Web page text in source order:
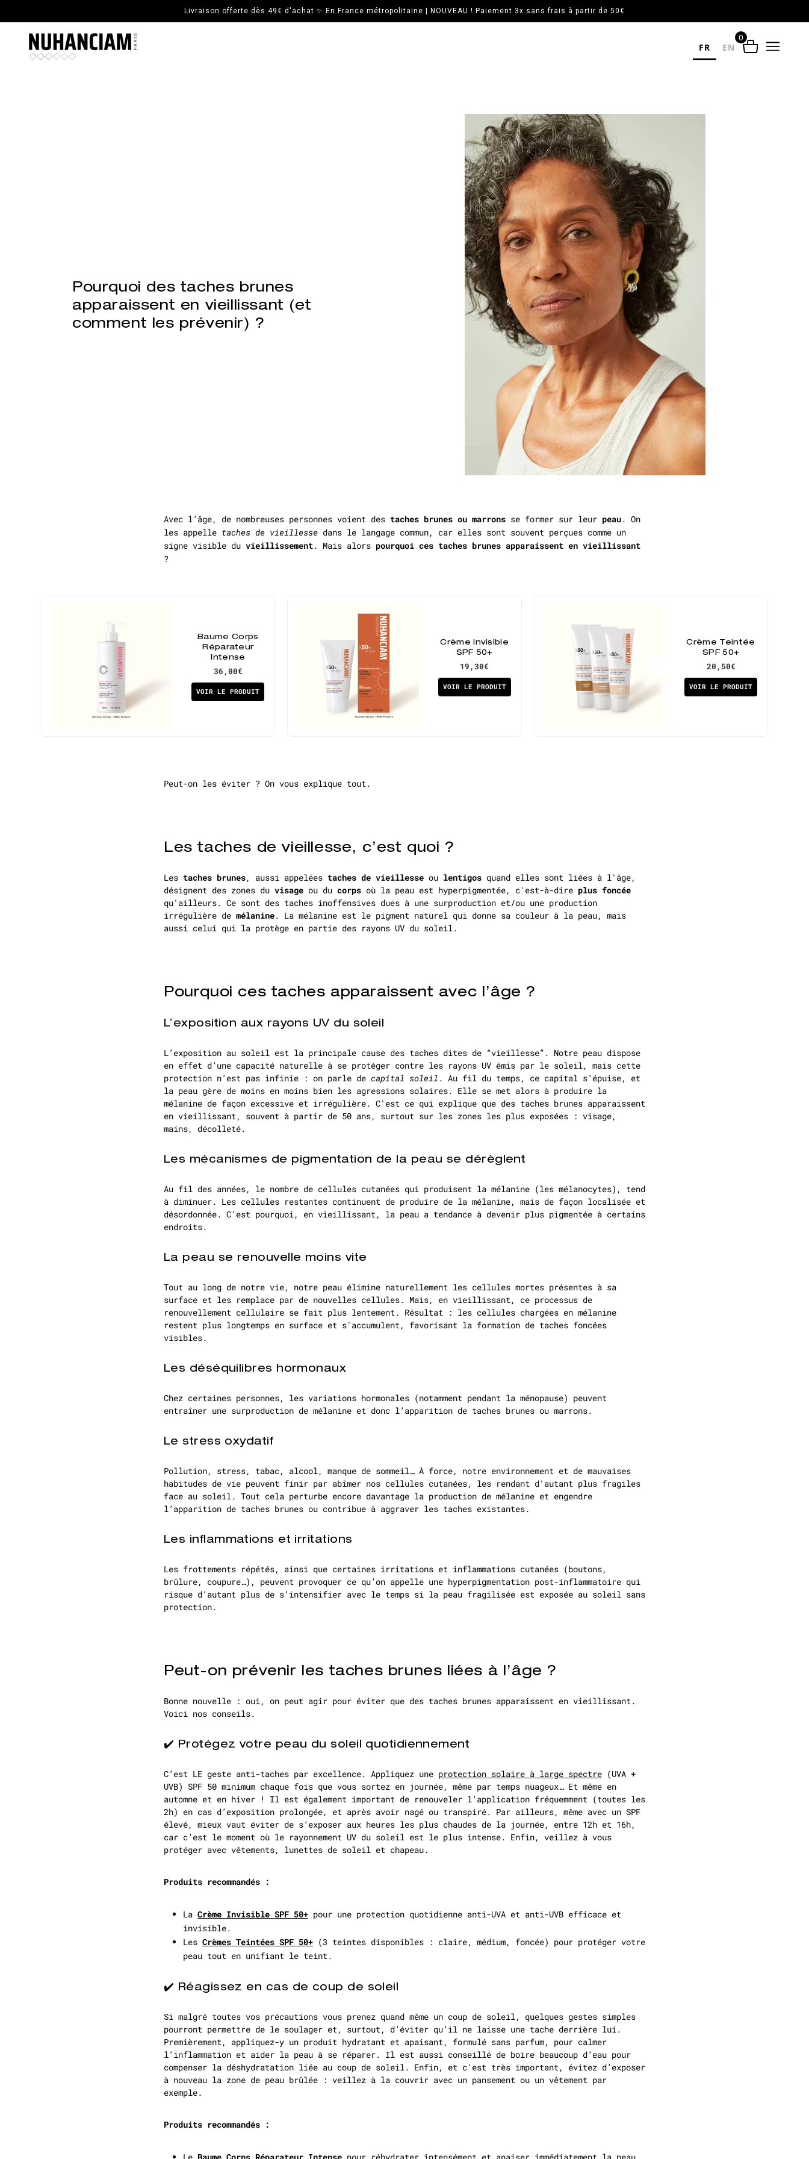
Livraison offerte dès 49€ d'achat ✨ En France métropolitaine | NOUVEAU ! Paiement 3x sans frais à partir de 50€
FR EN
0
Pourquoi des taches brunes
apparaissent en vieillissant (et
comment les prévenir) ?
Avec l’âge, de nombreuses personnes voient des taches brunes ou marrons se former sur leur peau. On
les appelle taches de vieillesse dans le langage commun, car elles sont souvent perçues comme un
signe visible du vieillissement. Mais alors pourquoi ces taches brunes apparaissent en vieillissant
?
Baume Corps
Réparateur
Intense
36,00€
VOIR LE PRODUIT
Crème Invisible
SPF 50+
19,30€
VOIR LE PRODUIT
Crème Teintée
SPF 50+
20,50€
VOIR LE PRODUIT
Peut-on les éviter ? On vous explique tout.
Les taches de vieillesse, c’est quoi ?
Les taches brunes, aussi appelées taches de vieillesse ou lentigos quand elles sont liées à l'âge,
désignent des zones du visage ou du corps où la peau est hyperpigmentée, c'est-à-dire plus foncée
qu'ailleurs. Ce sont des taches inoffensives dues à une surproduction et/ou une production
irrégulière de mélanine. La mélanine est le pigment naturel qui donne sa couleur à la peau, mais
aussi celui qui la protège en partie des rayons UV du soleil.
Pourquoi ces taches apparaissent avec l’âge ?
L’exposition aux rayons UV du soleil
L’exposition au soleil est la principale cause des taches dites de “vieillesse”. Notre peau dispose
en effet d’une capacité naturelle à se protéger contre les rayons UV émis par le soleil, mais cette
protection n’est pas infinie : on parle de capital soleil . Au fil du temps, ce capital s’épuise, et
la peau gère de moins en moins bien les agressions solaires. Elle se met alors à produire la
mélanine de façon excessive et irrégulière. C'est ce qui explique que des taches brunes apparaissent
en vieillissant, souvent à partir de 50 ans, surtout sur les zones les plus exposées : visage,
mains, décolleté.
Les mécanismes de pigmentation de la peau se dérèglent
Au fil des années, le nombre de cellules cutanées qui produisent la mélanine (les mélanocytes), tend
à diminuer. Les cellules restantes continuent de produire de la mélanine, mais de façon localisée et
désordonnée. C’est pourquoi, en vieillissant, la peau a tendance à devenir plus pigmentée à certains
endroits.
La peau se renouvelle moins vite
Tout au long de notre vie, notre peau élimine naturellement les cellules mortes présentes à sa
surface et les remplace par de nouvelles cellules. Mais, en vieillissant, ce processus de
renouvellement cellulaire se fait plus lentement. Résultat : les cellules chargées en mélanine
restent plus longtemps en surface et s'accumulent, favorisant la formation de taches foncées
visibles.
Les déséquilibres hormonaux
Chez certaines personnes, les variations hormonales (notamment pendant la ménopause) peuvent
entraîner une surproduction de mélanine et donc l’apparition de taches brunes ou marrons.
Le stress oxydatif
Pollution, stress, tabac, alcool, manque de sommeil… À force, notre environnement et de mauvaises
habitudes de vie peuvent finir par abîmer nos cellules cutanées, les rendant d'autant plus fragiles
face au soleil. Tout cela perturbe encore davantage la production de mélanine et engendre
l’apparition de taches brunes ou contribue à aggraver les taches existantes.
Les inflammations et irritations
Les frottements répétés, ainsi que certaines irritations et inflammations cutanées (boutons,
brûlure, coupure…), peuvent provoquer ce qu’on appelle une hyperpigmentation post-inflammatoire qui
risque d'autant plus de s’intensifier avec le temps si la peau fragilisée est exposée au soleil sans
protection.
Peut-on prévenir les taches brunes liées à l’âge ?
Bonne nouvelle : oui, on peut agir pour éviter que des taches brunes apparaissent en vieillissant.
Voici nos conseils.
✔️ Protégez votre peau du soleil quotidiennement
C’est LE geste anti-taches par excellence. Appliquez une protection solaire à large spectre (UVA +
UVB) SPF 50 minimum chaque fois que vous sortez en journée, même par temps nuageux… Et même en
automne et en hiver ! Il est également important de renouveler l’application fréquemment (toutes les
2h) en cas d’exposition prolongée, et après avoir nagé ou transpiré. Par ailleurs, même avec un SPF
élevé, mieux vaut éviter de s’exposer aux heures les plus chaudes de la journée, entre 12h et 16h,
car c’est le moment où le rayonnement UV du soleil est le plus intense. Enfin, veillez à vous
protéger avec vêtements, lunettes de soleil et chapeau.
Produits recommandés :
La Crème Invisible SPF 50+ pour une protection quotidienne anti-UVA et anti-UVB efficace et
invisible.
Les Crèmes Teintées SPF 50+ (3 teintes disponibles : claire, médium, foncée) pour protéger votre
peau tout en unifiant le teint.
✔️ Réagissez en cas de coup de soleil
Si malgré toutes vos précautions vous prenez quand même un coup de soleil, quelques gestes simples
pourront permettre de le soulager et, surtout, d’éviter qu’il ne laisse une tache derrière lui.
Premièrement, appliquez-y un produit hydratant et apaisant, formulé sans parfum, pour calmer
l’inflammation et aider la peau à se réparer. Il est aussi conseillé de boire beaucoup d’eau pour
compenser la déshydratation liée au coup de soleil. Enfin, et c'est très important, évitez d’exposer
à nouveau la zone de peau brûlée : veillez à la couvrir avec un pansement ou un vêtement par
exemple.
Produits recommandés :